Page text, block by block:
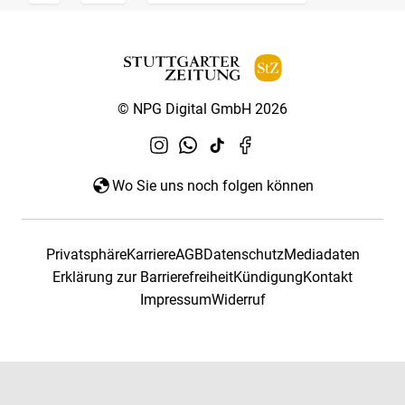
© NPG Digital GmbH 2026
Wo Sie uns noch folgen können
PrivatsphäreKarriereAGBDatenschutzMediadaten
Erklärung zur BarrierefreiheitKündigungKontakt
ImpressumWiderruf